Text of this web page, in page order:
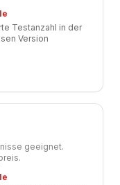
Testanzahl in der
Version
geeignet.